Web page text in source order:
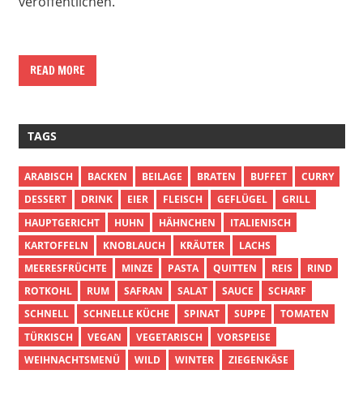
READ MORE
TAGS
ARABISCH BACKEN BEILAGE BRATEN BUFFET
CURRY
DESSERT
DRINK EIER FLEISCH GEFLÜGEL
GRILL
HAUPTGERICHT
HUHN HÄHNCHEN
ITALIENISCH
KARTOFFELN
KNOBLAUCH KRÄUTER
LACHS
MEERESFRÜCHTE
MINZE PASTA QUITTEN REIS
RIND
ROTKOHL
RUM SAFRAN SALAT SAUCE
SCHARF
SCHNELL
SCHNELLE KÜCHE SPINAT SUPPE
TOMATEN
TÜRKISCH
VEGAN VEGETARISCH
VORSPEISE
WEIHNACHTSMENÜ
WILD WINTER ZIEGENKÄSE